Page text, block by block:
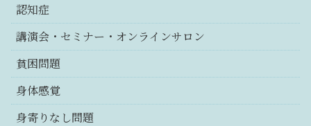
認知症
講演会・セミナー・オンラインサロン
貧困問題
身体感覚
身寄りなし問題